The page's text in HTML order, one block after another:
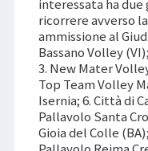
interessata ha
ricorrere avverso
ammissione al
Bassano Volley
3. New Mater
Top Team Volley
Isernia; 6. Città di
Pallavolo Santa
Gioia del Colle